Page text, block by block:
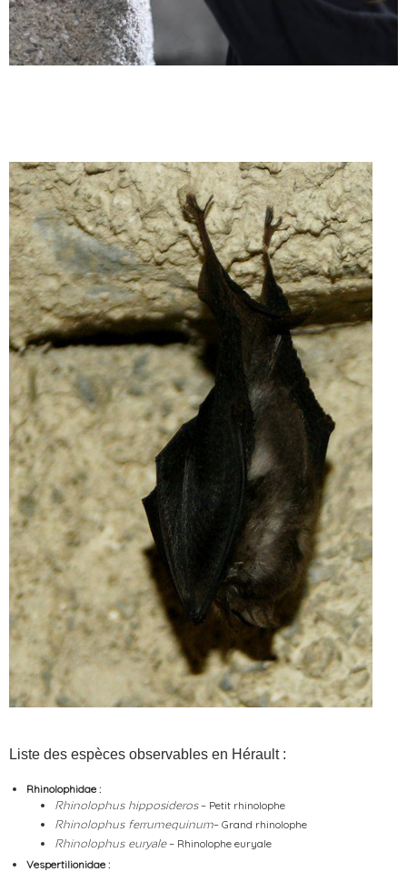
Liste des espèces observables en Hérault :
Rhinolophidae :
Rhinolophus hipposideros– Petit rhinolophe
Rhinolophus ferrumequinum– Grand rhinolophe
Rhinolophus euryale– Rhinolophe euryale
Vespertilionidae :